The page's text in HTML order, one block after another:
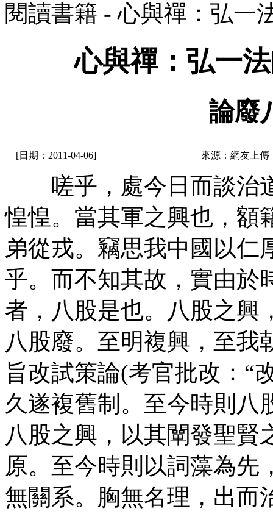
閱讀書籍 - 心與禪：弘
心與禪：弘一
論廢
[日期：2011-04-06] 來源：網友上
嗟乎，處今日而談治
惶惶。當其軍之興也，額
弟從戎。竊思我中國以仁
乎。而不知其故，實由
者，八股是也。八股之興
八股廢。至明複興，至我
旨改試策論(考官批改：“
久遂複舊制。至今時則八
八股之興，以其闡發聖賢
原。至今時則以詞藻為先
無關系。胸無名理，出而